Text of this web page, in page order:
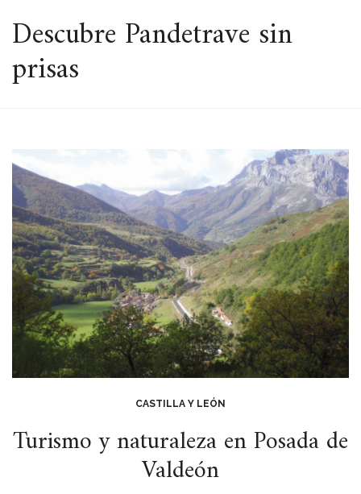
ESPACIO
Descubre Pandetrave sin
prisas
CASTILLA Y LEÓN
Turismo y naturaleza en Posada de
Valdeón